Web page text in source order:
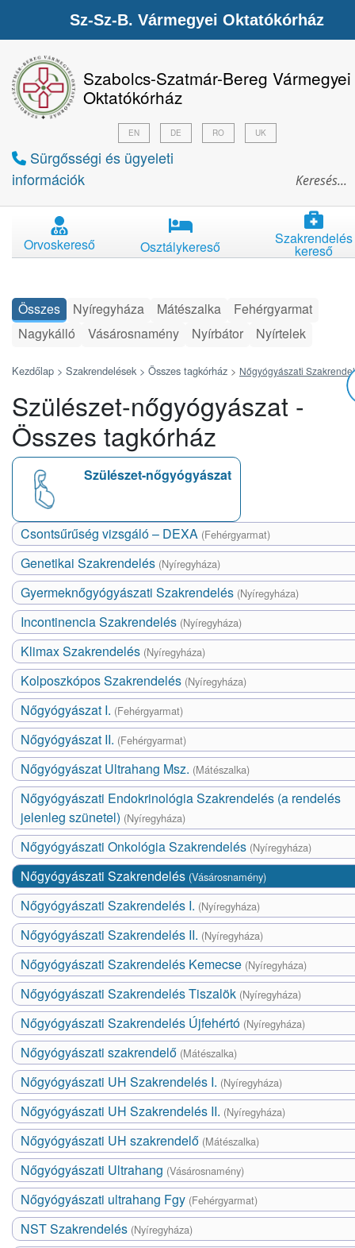
Szabolcs-Szatmár-Bereg Vármegyei
Oktatókórház
Sürgősségi és ügyeleti
információk
EN DE RO UK
Orvoskereső Osztálykereső Szakrendelés
kereső
Összes Nyíregyháza Mátészalka
Fehérgyarmat
Nagykálló
Vásárosnamény Nyírbátor Nyírtelek
Kezdőlap > Szakrendelések > Összes tagkórház > Nőgyógyászati
Szülészet-nőgyógyászat -
Összes tagkórház
Szülészet-nőgyógyászat
Csontsűrűség vizsgáló – DEXA (Fehérgyarmat)
Genetikai Szakrendelés (Nyíregyháza)
Gyermeknőgyógyászati Szakrendelés (Nyíregyháza)
Incontinencia Szakrendelés (Nyíregyháza)
Klimax Szakrendelés (Nyíregyháza)
Kolposzkópos Szakrendelés (Nyíregyháza)
Nőgyógyászat I. (Fehérgyarmat)
Nőgyógyászat II. (Fehérgyarmat)
Nőgyógyászat Ultrahang Msz. (Mátészalka)
Nőgyógyászati Endokrinológia Szakrendelés (a rendelés
jelenleg szünetel) (Nyíregyháza)
Nőgyógyászati Onkológia Szakrendelés (Nyíregyháza)
Nőgyógyászati Szakrendelés (Vásárosnamény)
Nőgyógyászati Szakrendelés I. (Nyíregyháza)
Nőgyógyászati Szakrendelés II. (Nyíregyháza)
Nőgyógyászati Szakrendelés Kemecse (Nyíregyháza)
Nőgyógyászati Szakrendelés Tiszalök (Nyíregyháza)
Nőgyógyászati Szakrendelés Újfehértó (Nyíregyháza)
Nőgyógyászati szakrendelő (Mátészalka)
Nőgyógyászati UH Szakrendelés I. (Nyíregyháza)
Nőgyógyászati UH Szakrendelés II. (Nyíregyháza)
Nőgyógyászati UH szakrendelő (Mátészalka)
Nőgyógyászati Ultrahang (Vásárosnamény)
Nőgyógyászati ultrahang Fgy (Fehérgyarmat)
NST Szakrendelés (Nyíregyháza)
Sz-Sz-B. Vármegyei Oktatókórház